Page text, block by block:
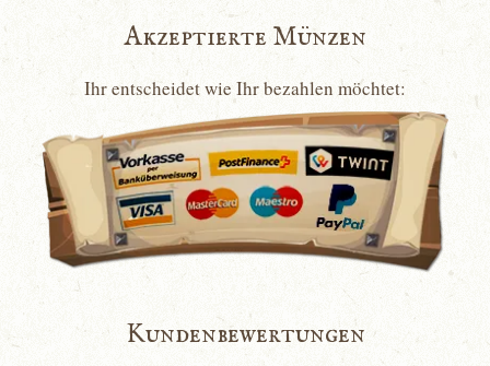
Akzeptierte Münzen
Ihr entscheidet wie Ihr bezahlen möchtet:
Kundenbewertungen